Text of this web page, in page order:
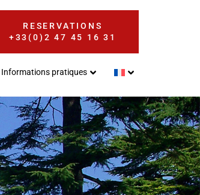
RESERVATIONS
+33(0)2 47 45 16 31
Informations pratiques